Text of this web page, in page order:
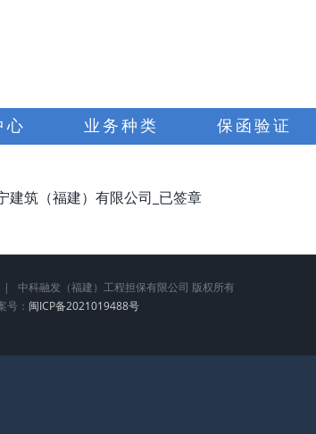
心 业务种类 保函验证
建筑（福建）有限公司_已签章
中科融发（福建）工程担保有限公司 版权所有
号： 闽ICP备2021019488号